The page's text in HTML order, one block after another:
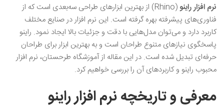
نرم افزار راینو
(Rhino) از بهترین ابزارهای طراحی سه‌بعدی است که از
فناوری‌های پیشرفته بهره گرفته است. این نرم افزار در صنایع مختلف
کاربرد دارد و می‌توان مدل‌هایی با دقت و جزئیات بالا ایجاد نمود. راینو
پاسخگوی نیازهای متنوع طراحان است و به بهترین ابزار برای طراحان
حرفه‌ای تبدیل شده است. در این مقاله از آموزشگاه طرحستان، نرم افزار
محبوب راینو و کاربردهای آن را بررسی خواهیم کرد.
معرفی و تاریخچه نرم افزار راینو